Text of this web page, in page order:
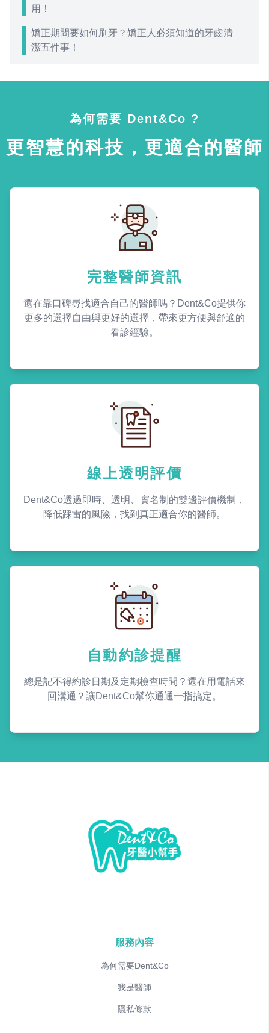
用！
矯正期間要如何刷牙？矯正人必須知道的牙齒清
潔五件事！
為何需要 Dent&Co ?
更智慧的科技，更適合的醫師
完整醫師資訊
還在靠口碑尋找適合自己的醫師嗎？Dent&Co提供你
更多的選擇自由與更好的選擇，帶來更方便與舒適的
看診經驗。
線上透明評價
Dent&Co透過即時、透明、實名制的雙邊評價機制，
降低踩雷的風險，找到真正適合你的醫師。
自動約診提醒
總是記不得約診日期及定期檢查時間？還在用電話來
回溝通？讓Dent&Co幫你通通一指搞定。
服務內容
為何需要Dent&Co
我是醫師
隱私條款